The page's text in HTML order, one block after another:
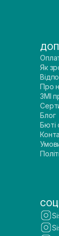
Як
Про
ЗМІ
Блог
Бюті